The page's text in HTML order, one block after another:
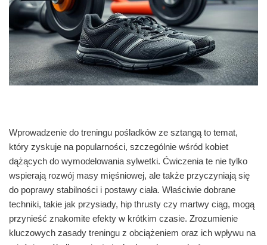
Wprowadzenie do treningu pośladków ze sztangą to temat,
który zyskuje na popularności, szczególnie wśród kobiet
dążących do wymodelowania sylwetki. Ćwiczenia te nie tylko
wspierają rozwój masy mięśniowej, ale także przyczyniają się
do poprawy stabilności i postawy ciała. Właściwie dobrane
techniki, takie jak przysiady, hip thrusty czy martwy ciąg, mogą
przynieść znakomite efekty w krótkim czasie. Zrozumienie
kluczowych zasady treningu z obciążeniem oraz ich wpływu na